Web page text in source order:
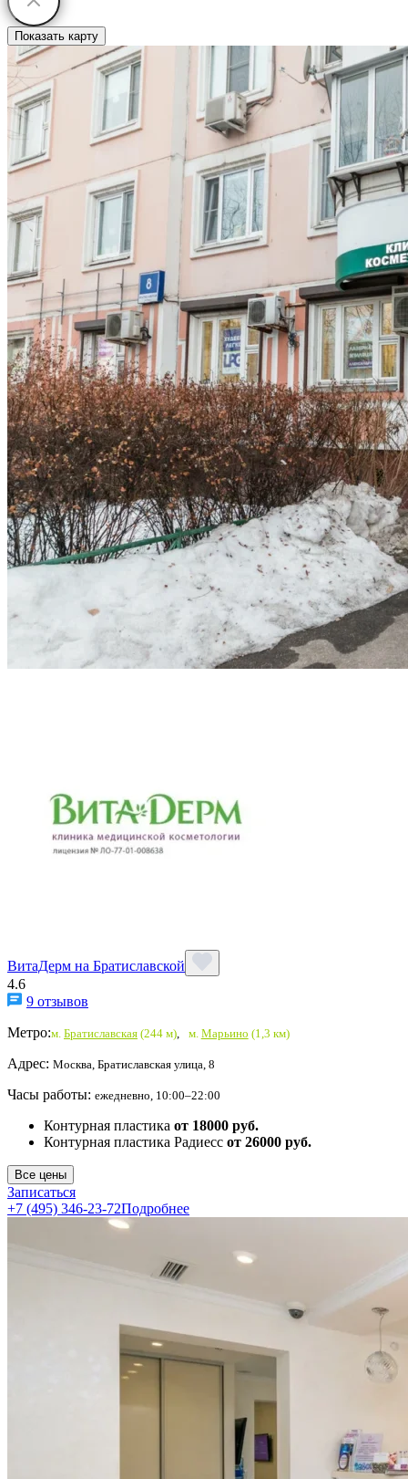
Показать карту
ВитаДерм на Братиславской
4.6
9 отзывов
Метро:м. Братиславская (244 м) м. Марьино (1,3 км)
Адрес: Москва, Братиславская улица, 8
Часы работы: ежедневно, 10:00–22:00
Контурная пластика от 18000 руб.
Контурная пластика Радиесс от 26000 руб.
Все цены
Записаться
+7 (495) 346-23-72Подробнее